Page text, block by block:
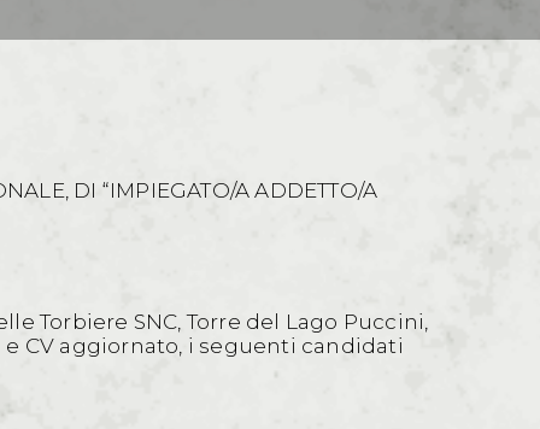
DI “IMPIEGATO/A ADDETTO/A
Torbiere SNC, Torre del Lago Puccini,
CV aggiornato, i seguenti candidati